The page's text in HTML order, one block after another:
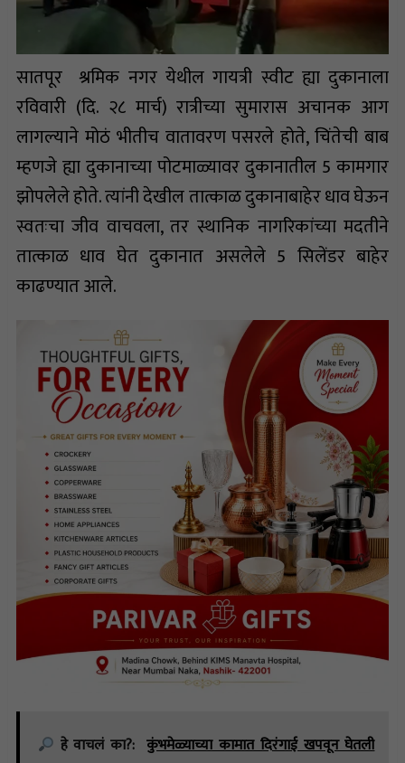
सातपूर श्रमिक नगर येथील गायत्री स्वीट ह्या दुकानाला
रविवारी (दि. २८ मार्च) रात्रीच्या सुमारास अचानक आग
लागल्याने मोठं भीतीच वातावरण पसरले होते, चिंतेची बाब
म्हणजे ह्या दुकानाच्या पोटमाळ्यावर दुकानातील 5 कामगार
झोपलेले होते. त्यांनी देखील तात्काळ दुकानाबाहेर धाव घेऊन
स्वतःचा जीव वाचवला, तर स्थानिक नागरिकांच्या मदतीने
तात्काळ धाव घेत दुकानात असलेले 5 सिलेंडर बाहेर
काढण्यात आले.
हे वाचलं का?: कुंभमेळ्याच्या कामात दिरंगाई खपवून घेतली